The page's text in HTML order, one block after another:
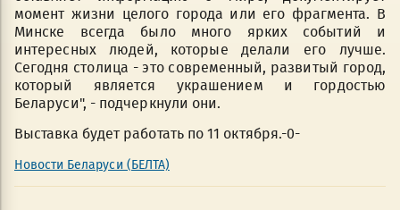
момент жизни целого города или его фрагмента. В
Минске всегда было много ярких событий и
интересных людей, которые делали его лучше.
Сегодня столица - это современный, развитый город,
который является украшением и гордостью
Беларуси", - подчеркнули они.
Выставка будет работать по 11 октября.-0-
Новости Беларуси (БЕЛТА)